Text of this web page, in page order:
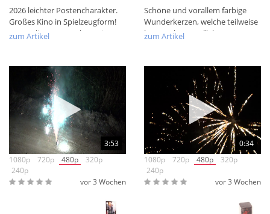
2026 leichter Postencharakter.
Großes Kino in Spielzeugform!
Der Lesli Desert Tank vereint...
zum Artikel
Schöne und vorallem farbige
Wunderkerzen, welche teilweise
besser als Bengallichter...
zum Artikel
3:53
1080p
720p 480p
320p
240p
vor 3 Wochen
0:34
1080p
720p 480p
320p
240p
vor 3 Wochen